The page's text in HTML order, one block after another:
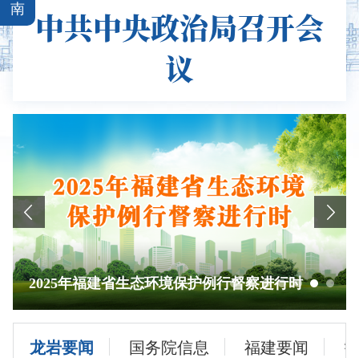
南
中共中央政治局召开会
议
2025年福建省生态环境保护例行督察进行时
龙岩要闻 国务院信息 福建要闻